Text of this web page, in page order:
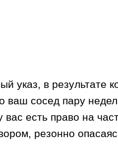
указ, в результате
ваш сосед пару
есть право на
резонно